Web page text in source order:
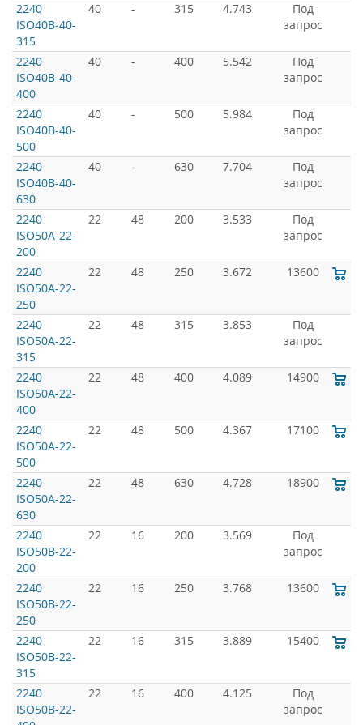
2240
ISO40B-40-
315
40 - 315 4.743
Под
запрос
2240
ISO40B-40-
400
40 - 400 5.542
Под
запрос
2240
ISO40B-40-
500
40 - 500 5.984
Под
запрос
2240
ISO40B-40-
630
40 - 630 7.704
Под
запрос
2240
ISO50A-22-
200
22 48 200 3.533
Под
запрос
2240
ISO50A-22-
250
22 48 250 3.672 13600
2240
ISO50A-22-
315
22 48 315 3.853
Под
запрос
2240
ISO50A-22-
400
22 48 400 4.089 14900
2240
ISO50A-22-
500
22 48 500 4.367 17100
2240
ISO50A-22-
630
22 48 630 4.728 18900
2240
ISO50B-22-
200
22 16 200 3.569
Под
запрос
2240
ISO50B-22-
250
22 16 250 3.768 13600
2240
ISO50B-22-
315
22 16 315 3.889 15400
2240
ISO50B-22-
22 16 400 4.125
Под
запрос